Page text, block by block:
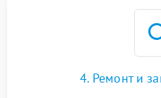
4. Ремонт и